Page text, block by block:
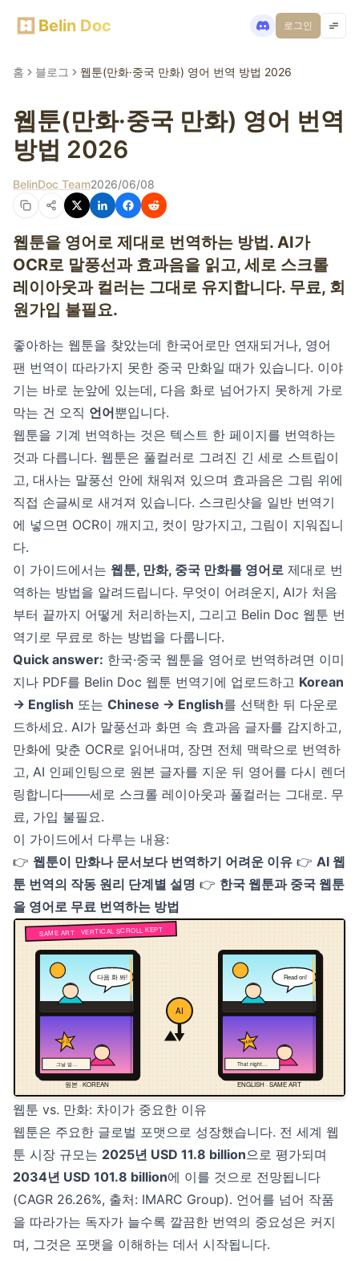
Belin Doc 로그인
홈 블로그 웹툰(만화·중국 만화) 영어 번역 방법 2026
웹툰(만화·중국 만화) 영어 번역
방법 2026
BelinDoc Team2026/06/08
웹툰을 영어로 제대로 번역하는 방법. AI가
OCR로 말풍선과 효과음을 읽고, 세로 스크롤
레이아웃과 컬러는 그대로 유지합니다. 무료, 회
원가입 불필요.
좋아하는 웹툰을 찾았는데 한국어로만 연재되거나, 영어
팬 번역이 따라가지 못한 중국 만화일 때가 있습니다. 이야
기는 바로 눈앞에 있는데, 다음 화로 넘어가지 못하게 가로
막는 건 오직 언어뿐입니다.
웹툰을 기계 번역하는 것은 텍스트 한 페이지를 번역하는
것과 다릅니다. 웹툰은 풀컬러로 그려진 긴 세로 스트립이
고, 대사는 말풍선 안에 채워져 있으며 효과음은 그림 위에
직접 손글씨로 새겨져 있습니다. 스크린샷을 일반 번역기
에 넣으면 OCR이 깨지고, 컷이 망가지고, 그림이 지워집니
다.
이 가이드에서는 웹툰, 만화, 중국 만화를 영어로 제대로 번
역하는 방법을 알려드립니다. 무엇이 어려운지, AI가 처음
부터 끝까지 어떻게 처리하는지, 그리고 Belin Doc 웹툰 번
역기로 무료로 하는 방법을 다룹니다.
Quick answer: 한국·중국 웹툰을 영어로 번역하려면 이미
지나 PDF를 Belin Doc 웹툰 번역기에 업로드하고 Korean
→ English 또는 Chinese → English를 선택한 뒤 다운로
드하세요. AI가 말풍선과 화면 속 효과음 글자를 감지하고,
만화에 맞춘 OCR로 읽어내며, 장면 전체 맥락으로 번역하
고, AI 인페인팅으로 원본 글자를 지운 뒤 영어를 다시 렌더
링합니다——세로 스크롤 레이아웃과 풀컬러는 그대로. 무
료, 가입 불필요.
이 가이드에서 다루는 내용:
👉 웹툰이 만화나 문서보다 번역하기 어려운 이유 👉 AI 웹
툰 번역의 작동 원리 단계별 설명 👉 한국 웹툰과 중국 웹툰
을 영어로 무료 번역하는 방법
웹툰 vs. 만화: 차이가 중요한 이유
웹툰은 주요한 글로벌 포맷으로 성장했습니다. 전 세계 웹
툰 시장 규모는 2025년 USD 11.8 billion으로 평가되며
2034년 USD 101.8 billion에 이를 것으로 전망됩니다
(CAGR 26.26%, 출처: IMARC Group). 언어를 넘어 작품
을 따라가는 독자가 늘수록 깔끔한 번역의 중요성은 커지
며, 그것은 포맷을 이해하는 데서 시작됩니다.